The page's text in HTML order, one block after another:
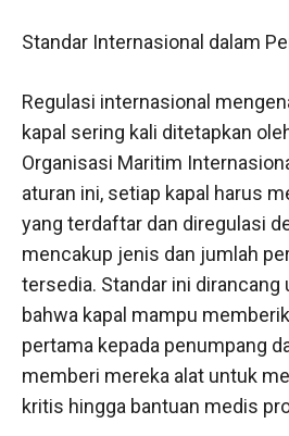
Standar Internasional dalam
Regulasi internasional
kapal sering kali ditetapkan
Organisasi Maritim
aturan ini, setiap kapal harus
yang terdaftar dan diregulasi
mencakup jenis dan jumlah
tersedia. Standar ini
bahwa kapal mampu
pertama kepada penumpang
memberi mereka alat untuk
kritis hingga bantuan medis